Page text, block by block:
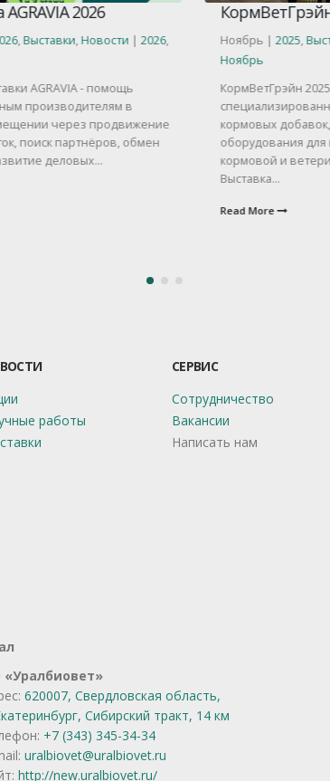
2026
,Новости|2026 ,
- помощь
в
через продвижение
партнёров, обмен
деловых...
КормВетГрэйн
Ноябрь |2025 , Выставки,
Ноябрь
КормВетГрэйн 2025 –
специализированная
кормовых добавок,
оборудования для
кормовой и
Выставка...
Read More
работы
СЕРВИС
Сотрудничество
Вакансии
Написать нам
«Уралбиовет»
620007, Свердловская область,
Сибирский тракт, 14 км
+7 (343) 345-34-34
uralbiovet@uralbiovet.ru
http://new.uralbiovet.ru/